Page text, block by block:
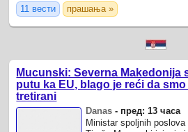
11 вести
прашања »
Mucunski: Severna Makedonija
putu ka EU, blago je reći da
tretirani
Danas - пред: 13 часа
Ministar spoljnih